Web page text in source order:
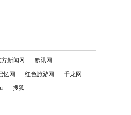
方新闻网
黔讯网
忆网 红色旅游网
千龙网
搜狐